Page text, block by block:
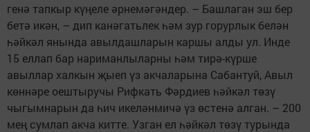
генә тапкыр күңеле әрнемәгәндер. – Башлаган эш бер
бетә икән, – дип канәгатьлек һәм зур горурлык белән
һәйкәл янында авылдашларын каршы алды ул. Инде
15 еллап бар нариманлыларны һәм тирә-күрше
авыллар халкын җыеп үз акчаларына Сабантуй, Авыл
көннәре оештыручы Рифкать Фәрдиев һәйкәл төзү
чыгымнарын да һич икеләнмичә үз өстенә алган. – 200
мең сумлап акча китте. Узган ел һәйкәл төзү турында